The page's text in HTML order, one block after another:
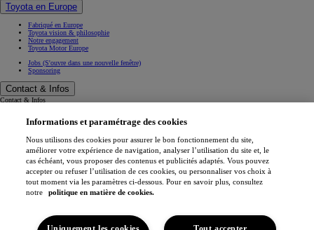
Toyota en Europe
Fabriqué en Europe
Toyota vision & philosophie
Notre engagement
Toyota Motor Europe
Jobs (S'ouvre dans une nouvelle fenêtre)
Sponsoring
Contact & Infos
Contact & Infos
Rendez-vous entretien
Contactez-nous
Support (FAQ)
Mentions légales
Vie privée
Data sharing
Cookies
Accessibilité
Application My Toyota
Informations et paramétrage des cookies
Nous utilisons des cookies pour assurer le bon fonctionnement du site,
améliorer votre expérience de navigation, analyser l’utilisation du site et, le
cas échéant, vous proposer des contenus et publicités adaptés. Vous pouvez
accepter ou refuser l’utilisation de ces cookies, ou personnaliser vos choix à
tout moment via les paramètres ci-dessous. Pour en savoir plus, consultez
notre
politique en matière de cookies.